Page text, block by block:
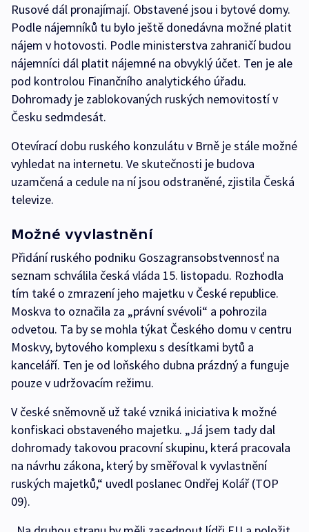
Rusové dál pronajímají. Obstavené jsou i bytové domy.
Podle nájemníků tu bylo ještě donedávna možné platit
nájem v hotovosti. Podle ministerstva zahraničí budou
nájemníci dál platit nájemné na obvyklý účet. Ten je ale
pod kontrolou Finančního analytického úřadu.
Dohromady je zablokovaných ruských nemovitostí v
Česku sedmdesát.
Otevírací dobu ruského konzulátu v Brně je stále možné
vyhledat na internetu. Ve skutečnosti je budova
uzamčená a cedule na ní jsou odstraněné, zjistila Česká
televize.
Možné vyvlastnění
Přidání ruského podniku Goszagransobstvennosť na
seznam schválila česká vláda 15. listopadu. Rozhodla
tím také o zmrazení jeho majetku v České republice.
Moskva to označila za „právní svévoli“ a pohrozila
odvetou. Ta by se mohla týkat Českého domu v centru
Moskvy, bytového komplexu s desítkami bytů a
kanceláří. Ten je od loňského dubna prázdný a funguje
pouze v udržovacím režimu.
V české sněmovně už také vzniká iniciativa k možné
konfiskaci obstaveného majetku. „Já jsem tady dal
dohromady takovou pracovní skupinu, která pracovala
na návrhu zákona, který by směřoval k vyvlastnění
ruských majetků,“ uvedl poslanec Ondřej Kolář (TOP
09).